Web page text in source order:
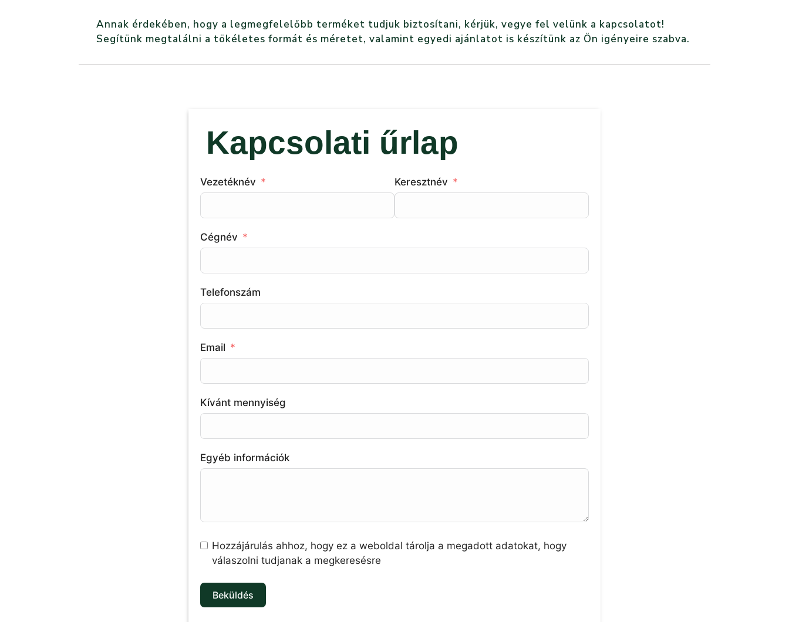
Annak érdekében, hogy a legmegfelelőbb terméket tudjuk biztosítani, kérjük, vegye fel velünk a kapcsolatot!
Segítünk megtalálni a tökéletes formát és méretet, valamint egyedi ajánlatot is készítünk az Ön igényeire szabva.
Kapcsolati űrlap
Vezetéknév Keresztnév
Cégnév
Telefonszám
Email
Kívánt mennyiség
Egyéb információk
Hozzájárulás ahhoz, hogy ez a weboldal tárolja a megadott adatokat, hogy
válaszolni tudjanak a megkeresésre
Beküldés